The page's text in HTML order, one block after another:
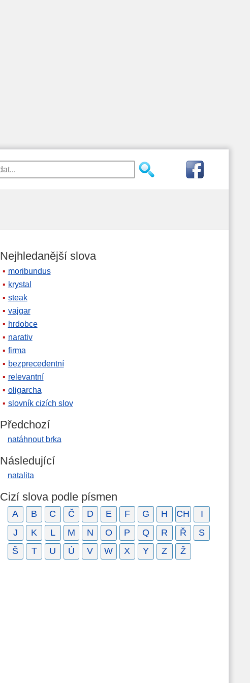
Nejhledanější slova
moribundus
krystal
steak
vajgar
hrdobce
narativ
firma
bezprecedentní
relevantní
oligarcha
slovník cizích slov
Předchozí
natáhnout brka
Následující
natalita
Cizí slova podle písmen
A B C Č D E F G H CH
I
J
K L M N O P Q R Ř
S
Š
T U Ú V W X Y Z Ž